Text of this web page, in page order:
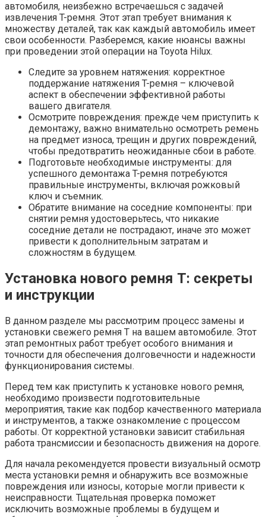
автомобиля, неизбежно встречаешься с задачей
извлечения T-ремня. Этот этап требует внимания к
множеству деталей, так как каждый автомобиль имеет
свои особенности. Разберемся, какие нюансы важны
при проведении этой операции на Toyota Hilux.
Следите за уровнем натяжения: корректное
поддержание натяжения T-ремня – ключевой
аспект в обеспечении эффективной работы
вашего двигателя.
Осмотрите повреждения: прежде чем приступить к
демонтажу, важно внимательно осмотреть ремень
на предмет износа, трещин и других повреждений,
чтобы предотвратить неожиданные сбои в работе.
Подготовьте необходимые инструменты: для
успешного демонтажа T-ремня потребуются
правильные инструменты, включая рожковый
ключ и съемник.
Обратите внимание на соседние компоненты: при
снятии ремня удостоверьтесь, что никакие
соседние детали не пострадают, иначе это может
привести к дополнительным затратам и
сложностям в будущем.
Установка нового ремня T: секреты
и инструкции
В данном разделе мы рассмотрим процесс замены и
установки свежего ремня T на вашем автомобиле. Этот
этап ремонтных работ требует особого внимания и
точности для обеспечения долговечности и надежности
функционирования системы.
Перед тем как приступить к установке нового ремня,
необходимо произвести подготовительные
мероприятия, такие как подбор качественного материала
и инструментов, а также ознакомление с процессом
работы. От корректной установки зависит стабильная
работа трансмиссии и безопасность движения на дороге.
Для начала рекомендуется провести визуальный осмотр
места установки ремня и обнаружить все возможные
повреждения или износы, которые могли привести к
неисправности. Тщательная проверка поможет
исключить возможные проблемы в будущем и